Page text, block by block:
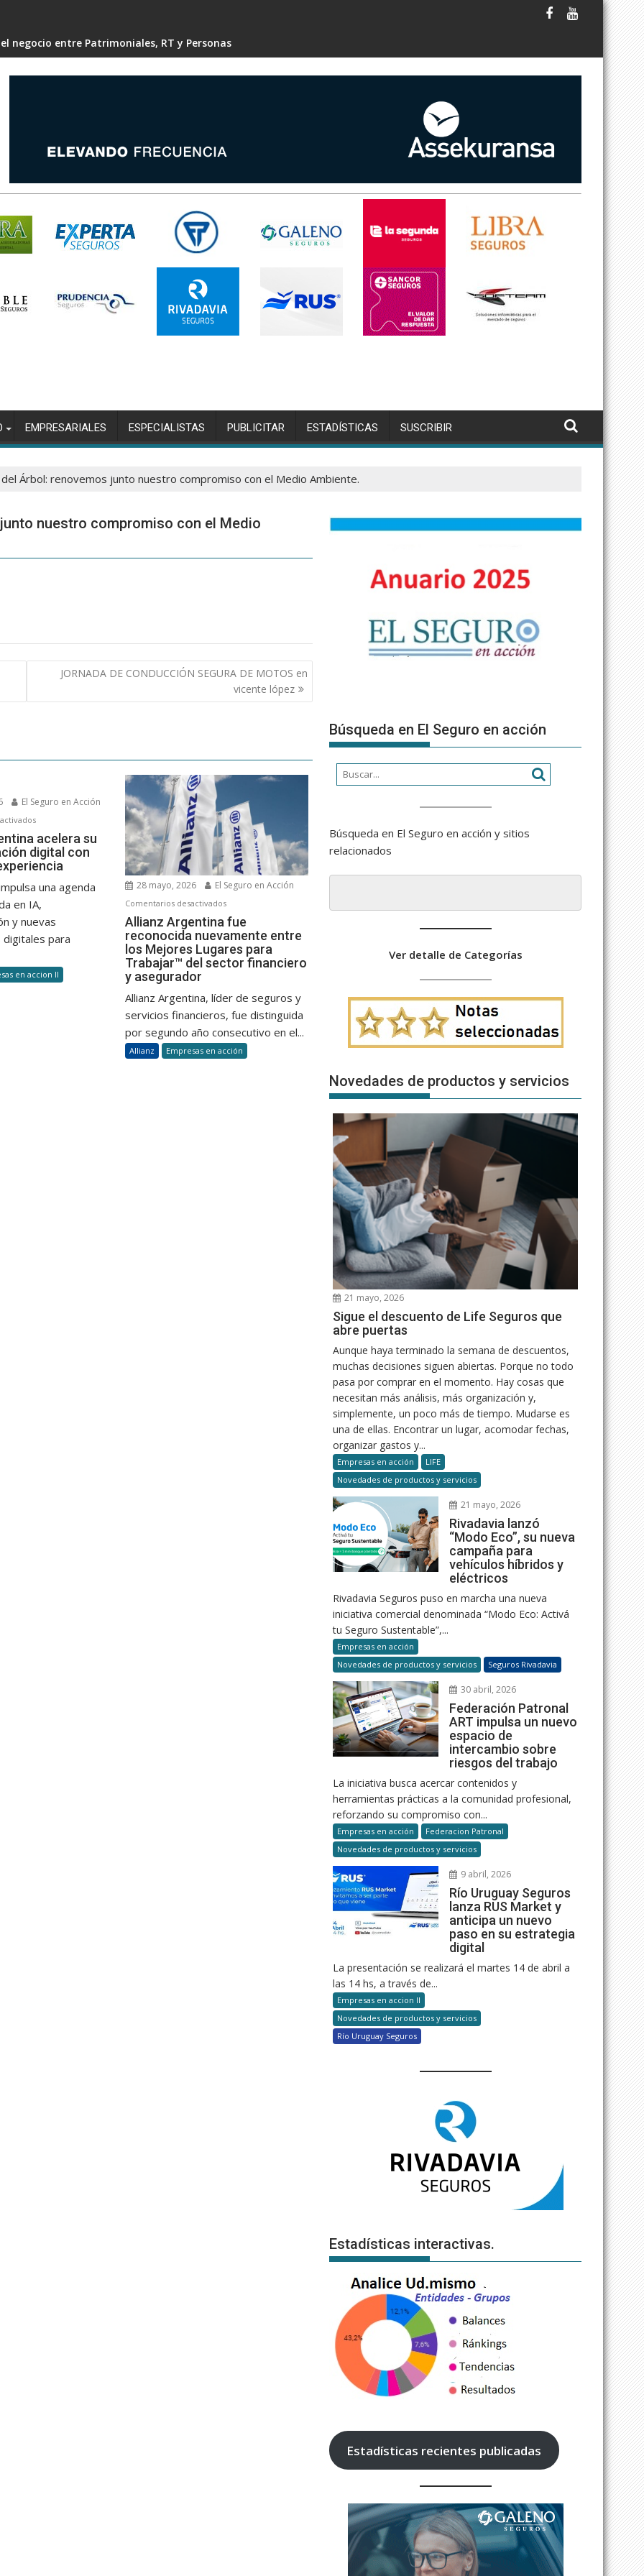
negocio entre Patrimoniales, RT y Personas
EMPRESARIALES ESPECIALISTAS PUBLICITAR ESTADÍSTICAS SUSCRIBIR
Árbol: renovemos junto nuestro compromiso con el Medio Ambiente.
nuestro compromiso con el Medio
JORNADA DE CONDUCCIÓN SEGURA DE MOTOS en
vicente lópez
El Seguro en Acción
en
Allianz
Argentina
acelera
foco
la
acelera su
digital con
una agenda
en IA,
y nuevas
para
en accion II
28 mayo, 2026 El Seguro en Acción
Comentarios desactivadosen
Allianz
Argentina
fue
reconocida
entre
los
Mejores
Lugares
para
Allianz Argentina fue
reconocida nuevamente entre
los Mejores Lugares para
Trabajar™ del sector financiero
y asegurador
Allianz Argentina, líder de seguros y
servicios financieros, fue distinguida
por segundo año consecutivo en el...
Allianz Empresas en acción
Búsqueda en El Seguro en acción
Búsqueda en El Seguro en acción y sitios
relacionados
Ver detalle de Categorías
Novedades de productos y servicios
21 mayo, 2026
Sigue el descuento de Life Seguros que
abre puertas
Aunque haya terminado la semana de descuentos,
muchas decisiones siguen abiertas. Porque no todo
pasa por comprar en el momento. Hay cosas que
necesitan más análisis, más organización y,
simplemente, un poco más de tiempo. Mudarse es
una de ellas. Encontrar un lugar, acomodar fechas,
organizar gastos y...
Empresas en acción
LIFE
Novedades de productos y servicios
21 mayo, 2026
Rivadavia lanzó
“Modo Eco”, su nueva
campaña para
vehículos híbridos y
eléctricos
Rivadavia Seguros puso en marcha una nueva
iniciativa comercial denominada “Modo Eco: Activá
tu Seguro Sustentable”,...
Empresas en acción
Novedades de productos y servicios
Seguros Rivadavia
30 abril, 2026
Federación Patronal
ART impulsa un nuevo
espacio de
intercambio sobre
riesgos del trabajo
La iniciativa busca acercar contenidos y
herramientas prácticas a la comunidad profesional,
reforzando su compromiso con...
Empresas en acción
Federacion Patronal
Novedades de productos y servicios
9 abril, 2026
Río Uruguay Seguros
lanza RUS Market y
anticipa un nuevo
paso en su estrategia
digital
La presentación se realizará el martes 14 de abril a
las 14 hs, a través de...
Empresas en accion II
Novedades de productos y servicios
Río Uruguay Seguros
Estadísticas interactivas.
Estadísticas recientes publicadas